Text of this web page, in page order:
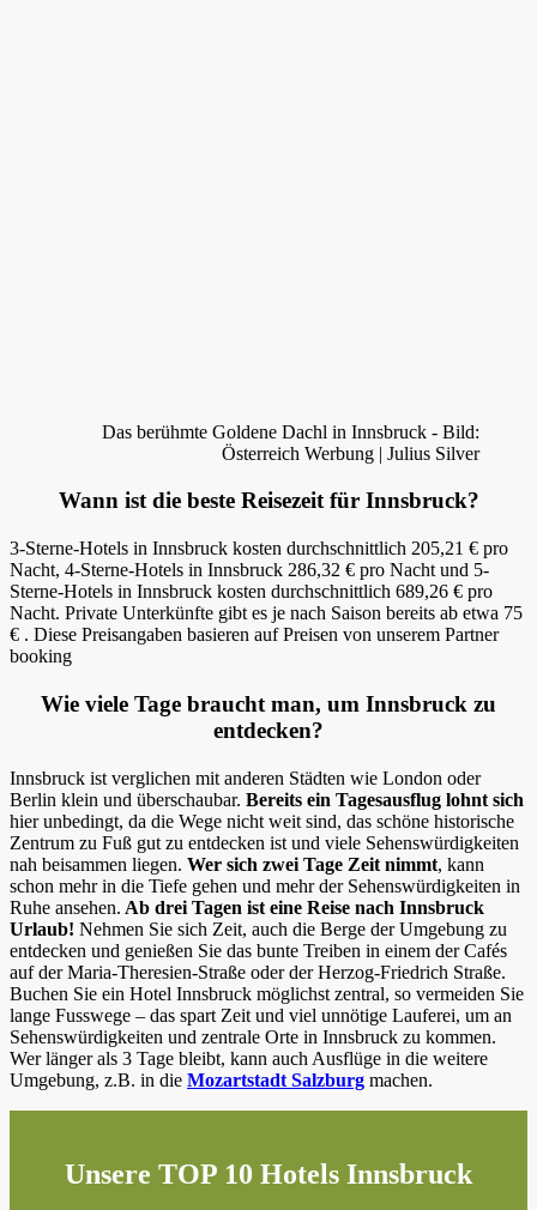
Das berühmte Goldene Dachl in Innsbruck - Bild:
Österreich Werbung | Julius Silver
Wann ist die beste Reisezeit für Innsbruck?
3-Sterne-Hotels in Innsbruck kosten durchschnittlich 205,21 € pro
Nacht, 4-Sterne-Hotels in Innsbruck 286,32 € pro Nacht und 5-
Sterne-Hotels in Innsbruck kosten durchschnittlich 689,26 € pro
Nacht. Private Unterkünfte gibt es je nach Saison bereits ab etwa 75
€ . Diese Preisangaben basieren auf Preisen von unserem Partner
booking
Wie viele Tage braucht man, um Innsbruck zu
entdecken?
Innsbruck ist verglichen mit anderen Städten wie London oder
Berlin klein und überschaubar. Bereits ein Tagesausflug lohnt sich
hier unbedingt, da die Wege nicht weit sind, das schöne historische
Zentrum zu Fuß gut zu entdecken ist und viele Sehenswürdigkeiten
nah beisammen liegen. Wer sich zwei Tage Zeit nimmt, kann
schon mehr in die Tiefe gehen und mehr der Sehenswürdigkeiten in
Ruhe ansehen. Ab drei Tagen ist eine Reise nach Innsbruck
Urlaub! Nehmen Sie sich Zeit, auch die Berge der Umgebung zu
entdecken und genießen Sie das bunte Treiben in einem der Cafés
auf derMaria-Theresien-Straße oder der Herzog-Friedrich Straße.
Buchen Sie ein Hotel Innsbruck möglichst zentral, so vermeiden Sie
lange Fusswege – das spart Zeit und viel unnötige Lauferei, um an
Sehenswürdigkeiten und zentrale Orte in Innsbruck zu kommen.
Wer länger als 3 Tage bleibt, kann auch Ausflüge in die weitere
Umgebung, z.B. in die Mozartstadt Salzburg machen.
Unsere TOP 10 Hotels Innsbruck